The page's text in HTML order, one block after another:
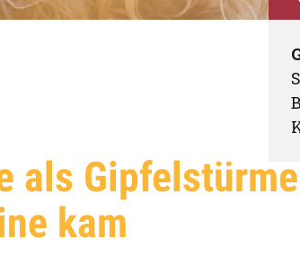
als
kam